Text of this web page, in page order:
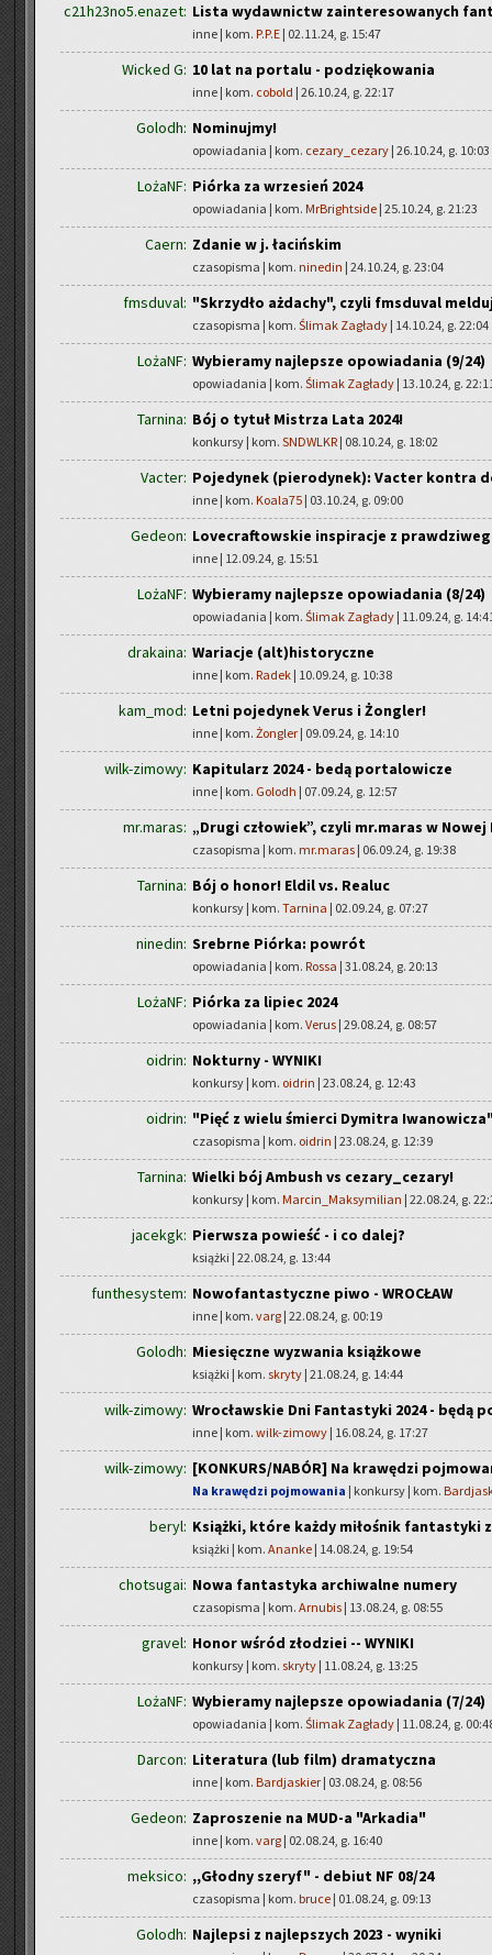
c21h23no5.enazet: Lista wydawnictw zainteresowanych
inne | kom. P.P.E | 02.11.24, g. 15:47
Wicked G: 10 lat na portalu - podziękowania
inne | kom. cobold | 26.10.24, g. 22:17
Golodh: Nominujmy!
opowiadania | kom. cezary_cezary | 26.10.24, g. 10:03
LożaNF: Piórka za wrzesień 2024
opowiadania | kom. MrBrightside | 25.10.24, g. 21:23
Caern: Zdanie w j. łacińskim
czasopisma | kom. ninedin | 24.10.24, g. 23:04
fmsduval: "Skrzydło ażdachy", czyli fmsduval
czasopisma | kom. Ślimak Zagłady | 14.10.24, g. 22:04
LożaNF: Wybieramy najlepsze opowiadania (9/24)
opowiadania | kom. Ślimak Zagłady | 13.10.24, g.
Tarnina: Bój o tytuł Mistrza Lata 2024!
konkursy | kom. SNDWLKR | 08.10.24, g. 18:02
Vacter: Pojedynek (pierodynek): Vacter kontra
inne | kom. Koala75 | 03.10.24, g. 09:00
Gedeon: Lovecraftowskie inspiracje z
inne | 12.09.24, g. 15:51
LożaNF: Wybieramy najlepsze opowiadania (8/24)
opowiadania | kom. Ślimak Zagłady | 11.09.24, g.
drakaina: Wariacje (alt)historyczne
inne | kom. Radek | 10.09.24, g. 10:38
kam_mod: Letni pojedynek Verus i Żongler!
inne | kom. Żongler | 09.09.24, g. 14:10
wilk-zimowy: Kapitularz 2024 - bedą portalowicze
inne | kom. Golodh | 07.09.24, g. 12:57
mr.maras: „Drugi człowiek”, czyli mr.maras w
czasopisma | kom. mr.maras | 06.09.24, g. 19:38
Tarnina: Bój o honor! Eldil vs. Realuc
konkursy | kom. Tarnina | 02.09.24, g. 07:27
ninedin: Srebrne Piórka: powrót
opowiadania | kom. Rossa | 31.08.24, g. 20:13
LożaNF: Piórka za lipiec 2024
opowiadania | kom. Verus | 29.08.24, g. 08:57
oidrin: Nokturny - WYNIKI
konkursy | kom. oidrin | 23.08.24, g. 12:43
oidrin: "Pięć z wielu śmierci Dymitra
czasopisma | kom. oidrin | 23.08.24, g. 12:39
Tarnina: Wielki bój Ambush vs cezary_cezary!
konkursy | kom. Marcin_Maksymilian | 22.08.24, g.
jacekgk: Pierwsza powieść - i co dalej?
książki | 22.08.24, g. 13:44
funthesystem: Nowofantastyczne piwo - WROCŁAW
inne | kom. varg | 22.08.24, g. 00:19
Golodh: Miesięczne wyzwania książkowe
książki | kom. skryty | 21.08.24, g. 14:44
wilk-zimowy: Wrocławskie Dni Fantastyki 2024 - będą
inne | kom. wilk-zimowy | 16.08.24, g. 17:27
wilk-zimowy: [KONKURS/NABÓR] Na krawędzi
Na krawędzi pojmowania | konkursy | kom.
beryl: Książki, które każdy miłośnik fantastyki
książki | kom. Ananke | 14.08.24, g. 19:54
chotsugai: Nowa fantastyka archiwalne numery
czasopisma | kom. Arnubis | 13.08.24, g. 08:55
gravel: Honor wśród złodziei -- WYNIKI
konkursy | kom. skryty | 11.08.24, g. 13:25
LożaNF: Wybieramy najlepsze opowiadania (7/24)
opowiadania | kom. Ślimak Zagłady | 11.08.24, g.
Darcon: Literatura (lub film) dramatyczna
inne | kom. Bardjaskier | 03.08.24, g. 08:56
Gedeon: Zaproszenie na MUD-a "Arkadia"
inne | kom. varg | 02.08.24, g. 16:40
meksico: ,,Głodny szeryf" - debiut NF 08/24
czasopisma | kom. bruce | 01.08.24, g. 09:13
Golodh: Najlepsi z najlepszych 2023 - wyniki